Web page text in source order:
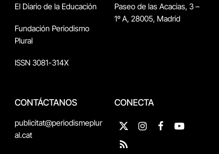
El Diario de la Educación
Fundación Periodismo
Plural
ISSN 3081-314X
Paseo de las Acacias, 3 –
1º A, 28005, Madrid
CONTÁCTANOS
publicitat@periodismeplur
al.cat
CONECTA
X
(Twitter)
InstagramFacebookYouTube
RSS